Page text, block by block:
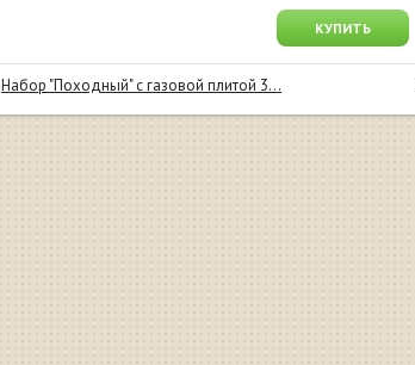
КУПИТЬ
Набор "Походный" с газовой плитой 3...